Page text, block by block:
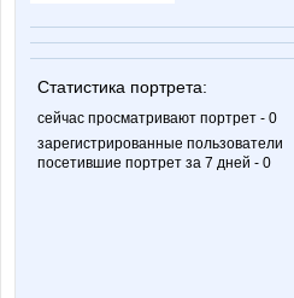
Статистика портрета:
сейчас просматривают портрет - 0
зарегистрированные пользователи
посетившие портрет за 7 дней - 0